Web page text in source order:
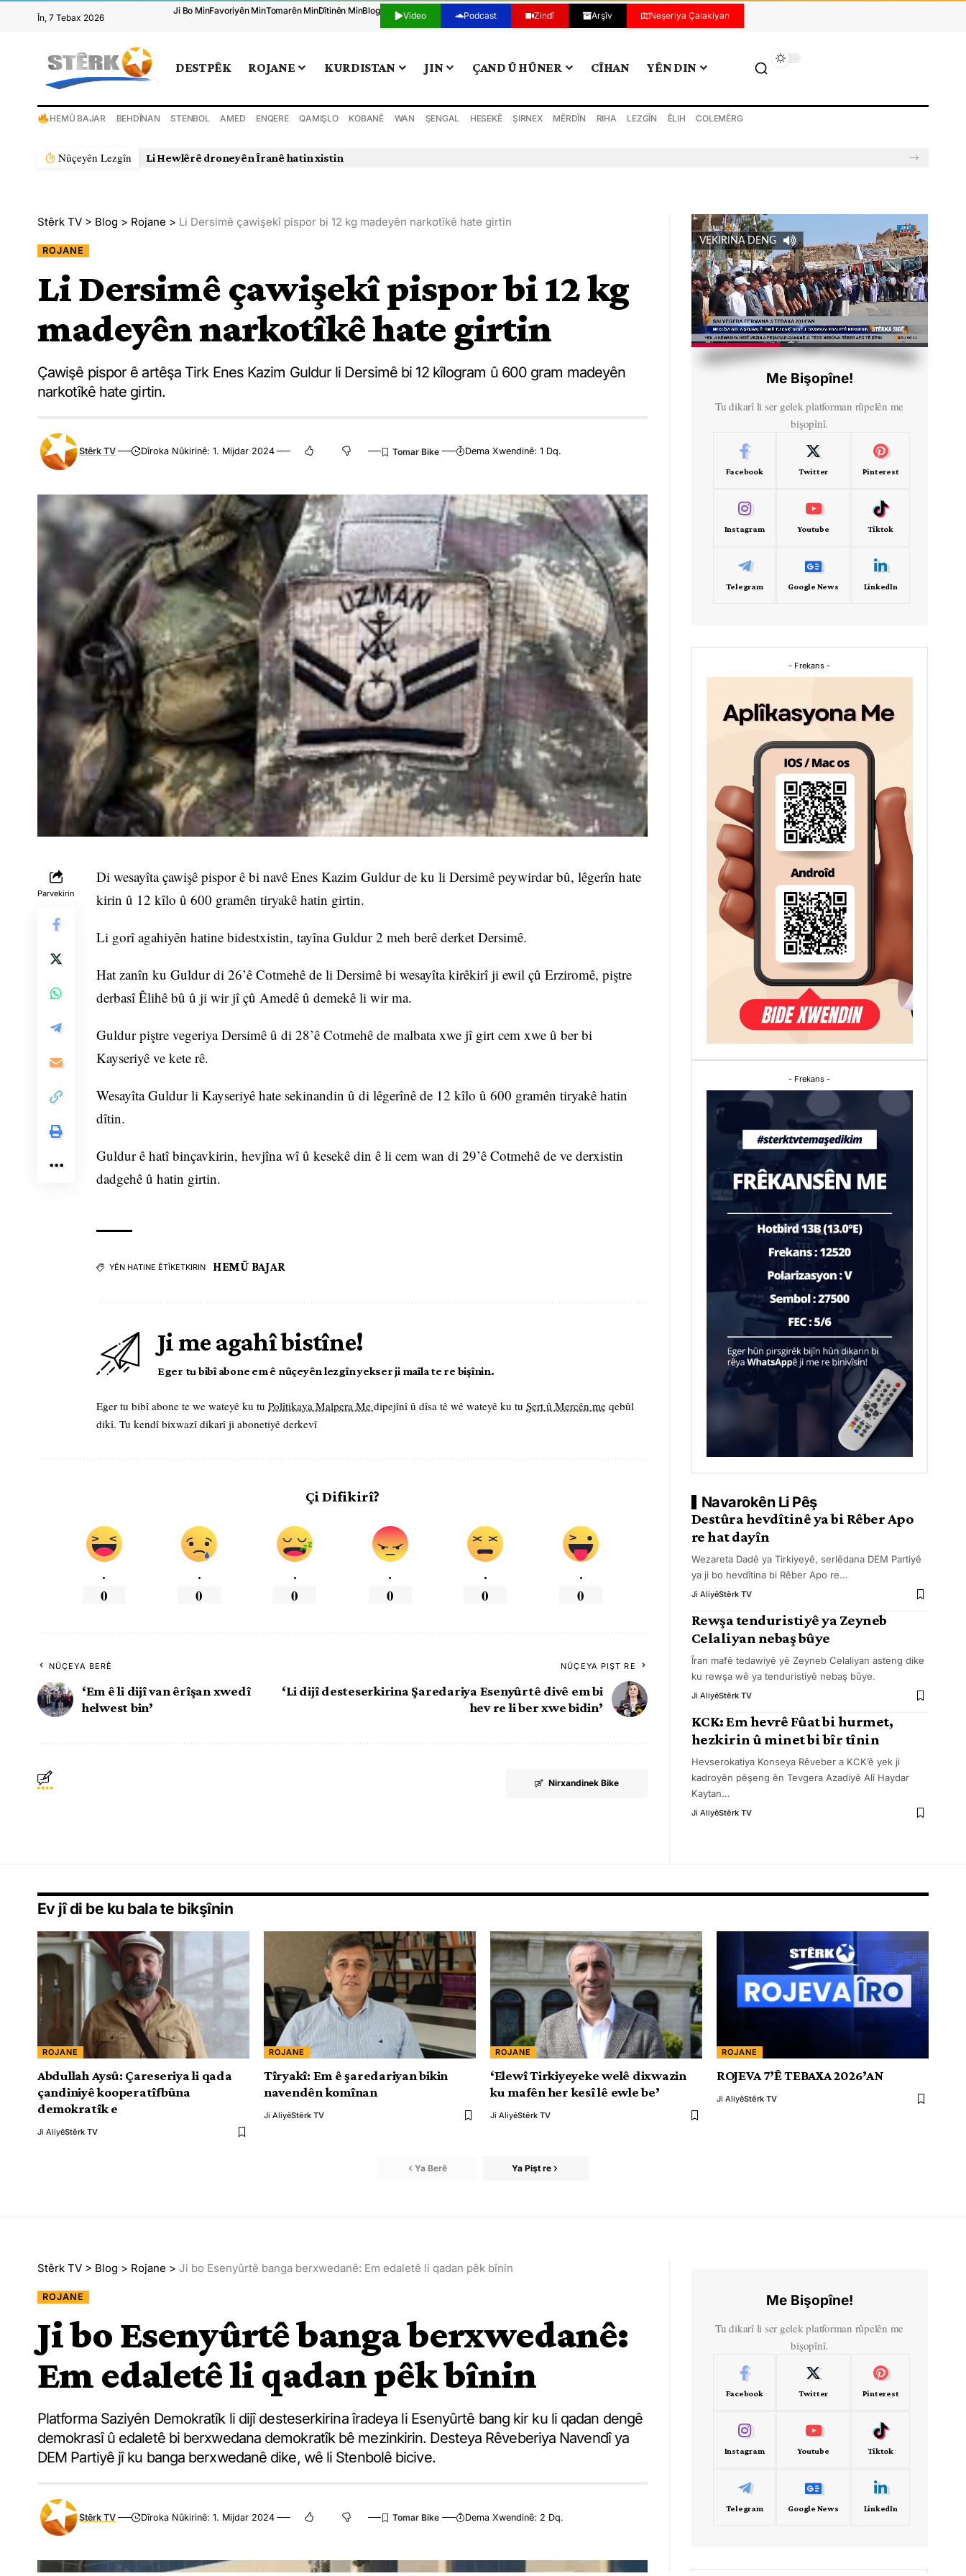
În, 7 Tebax 2026
Ji Bo MinFavoriyên MinTomarên MinDîtinên MinBlog Video Podcast Zindî Arşîv Neşeriya Çalakiyan
DESTPÊK ROJANE KURDISTAN JIN ÇAND Û HÛNER CÎHAN YÊN DIN
HEMÛ BAJAR BEHDÎNAN STENBOL AMED ENQERE QAMIŞLO KOBANÊ WAN ŞENGAL HESEKÊ ŞIRNEX MÊRDÎN RIHA LEZGÎN ÊLIH COLEMÊRG
Nûçeyên Lezgîn Li Hewlêrê droneyên Îranê hatin xistin
Stêrk TV > Blog > Rojane > Li Dersimê çawişekî pispor bi 12 kg madeyên narkotîkê hate girtin
ROJANE
Li Dersimê çawişekî pispor bi 12 kg
madeyên narkotîkê hate girtin
Çawişê pispor ê artêşa Tirk Enes Kazim Guldur li Dersimê bi 12 kîlogram û 600 gram madeyên
narkotîkê hate girtin.
Stêrk TV Dîroka Nûkirinê: 1. Mijdar 2024 Dema Xwendinê: 1 Dq.
Parvekirin
Di wesayîta çawişê pispor ê bi navê Enes Kazim Guldur de ku li Dersimê peywirdar bû, lêgerîn hate
kirin û 12 kîlo û 600 gramên tiryakê hatin girtin.
Li gorî agahiyên hatine bidestxistin, tayîna Guldur 2 meh berê derket Dersimê.
Hat zanîn ku Guldur di 26’ê Cotmehê de li Dersimê bi wesayîta kirêkirî ji ewil çû Erziromê, piştre
derbasî Êlihê bû û ji wir jî çû Amedê û demekê li wir ma.
Guldur piştre vegeriya Dersimê û di 28’ê Cotmehê de malbata xwe jî girt cem xwe û ber bi
Kayseriyê ve kete rê.
Wesayîta Guldur li Kayseriyê hate sekinandin û di lêgerînê de 12 kîlo û 600 gramên tiryakê hatin
dîtin.
Guldur ê hatî binçavkirin, hevjîna wî û kesekê din ê li cem wan di 29’ê Cotmehê de ve derxistin
dadgehê û hatin girtin.
YÊN HATINE ÊTÎKETKIRIN HEMÛ BAJAR
Ji me agahî bistîne!
Eger tu bibî abone em ê nûçeyên lezgîn yekser ji maîla te re bişînin.
Eger tu bibî abone te we wateyê ku tu Polîtikaya Malpera Me dipejînî û dîsa tê wê wateyê ku tu Şert û Mercên me qebûl
dikî. Tu kendî bixwazî dikarî ji abonetiyê derkevî
Çi Difikirî?
.
0
.
0
.
0
.
0
.
0
.
0
NÛÇEYA BERÊ
‘Em ê li dijî van êrîşan xwedî
helwest bin’
NÛÇEYA PIŞT RE
‘Li dijî desteserkirina Şaredariya Esenyûrtê divê em bi
hev re li ber xwe bidin’
Nirxandinek Bike
VEKIRINA DENG
Me Bişopîne!
Tu dikarî li ser gelek platforman rûpelên me
bişopînî.
Facebook Twitter Pinterest
Instagram Youtube Tiktok
Telegram Google News LinkedIn
- Frekans -
- Frekans -
Navarokên Li Pêş
Destûra hevdîtinê ya bi Rêber Apo
re hat dayîn
Wezareta Dadê ya Tirkiyeyê, serlêdana DEM Partiyê
ya ji bo hevdîtina bi Rêber Apo re…
Ji AliyêStêrk TV
Rewşa tenduristiyê ya Zeyneb
Celaliyan nebaş bûye
Îran mafê tedawiyê yê Zeyneb Celaliyan asteng dike
ku rewşa wê ya tenduristiyê nebaş bûye.
Ji AliyêStêrk TV
KCK: Em hevrê Fûat bi hurmet,
hezkirin û minet bi bîr tînin
Hevserokatiya Konseya Rêveber a KCK’ê yek ji
kadroyên pêşeng ên Tevgera Azadiyê Alî Haydar
Kaytan…
Ji AliyêStêrk TV
Ev jî di be ku bala te bikşînin
ROJANE
Abdullah Aysû: Çareseriya li qada
çandiniyê kooperatîfbûna
demokratîk e
Ji AliyêStêrk TV
ROJANE
Tîryakî: Em ê şaredariyan bikin
navendên komînan
Ji AliyêStêrk TV
ROJANE
‘Elewî Tirkiyeyeke welê dixwazin
ku mafên her kesî lê ewle be’
Ji AliyêStêrk TV
ROJANE
ROJEVA 7’Ê TEBAXA 2026’AN
Ji AliyêStêrk TV
Ya Berê Ya Pişt re
Stêrk TV > Blog > Rojane > Ji bo Esenyûrtê banga berxwedanê: Em edaletê li qadan pêk bînin
ROJANE
Ji bo Esenyûrtê banga berxwedanê:
Em edaletê li qadan pêk bînin
Platforma Saziyên Demokratîk li dijî desteserkirina îradeya li Esenyûrtê bang kir ku li qadan dengê
demokrasî û edaletê bi berxwedana demokratîk bê mezinkirin. Desteya Rêveberiya Navendî ya
DEM Partiyê jî ku banga berxwedanê dike, wê li Stenbolê bicive.
Stêrk TV Dîroka Nûkirinê: 1. Mijdar 2024 Dema Xwendinê: 2 Dq.
Me Bişopîne!
Tu dikarî li ser gelek platforman rûpelên me
bişopînî.
Facebook Twitter Pinterest
Instagram Youtube Tiktok
Telegram Google News LinkedIn